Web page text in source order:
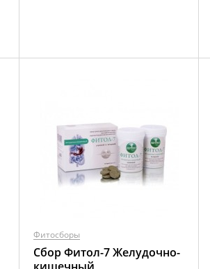
Фитосборы
Сбор Фитол-7 Желудочно-